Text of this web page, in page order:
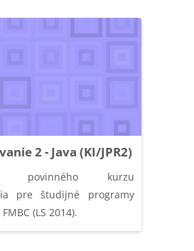
2 - Java (KI/JPR2)
povinného kurzu
pre študijné programy
(LS 2014).